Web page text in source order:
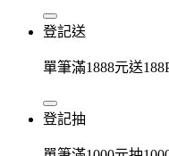
登記送
單筆滿1888元送
登記抽